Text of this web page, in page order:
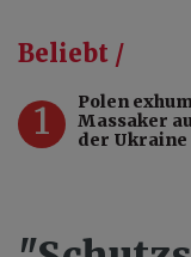
Beliebt /
1
Polen
Massaker
der Ukraine